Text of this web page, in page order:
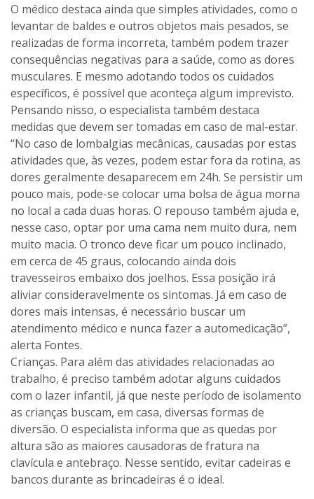
O médico destaca ainda que simples atividades, como o
levantar de baldes e outros objetos mais pesados, se
realizadas de forma incorreta, também podem trazer
consequências negativas para a saúde, como as dores
musculares. E mesmo adotando todos os cuidados
específicos, é possível que aconteça algum imprevisto.
Pensando nisso, o especialista também destaca
medidas que devem ser tomadas em caso de mal-estar.
“No caso de lombalgias mecânicas, causadas por estas
atividades que, às vezes, podem estar fora da rotina, as
dores geralmente desaparecem em 24h. Se persistir um
pouco mais, pode-se colocar uma bolsa de água morna
no local a cada duas horas. O repouso também ajuda e,
nesse caso, optar por uma cama nem muito dura, nem
muito macia. O tronco deve ficar um pouco inclinado,
em cerca de 45 graus, colocando ainda dois
travesseiros embaixo dos joelhos. Essa posição irá
aliviar consideravelmente os sintomas. Já em caso de
dores mais intensas, é necessário buscar um
atendimento médico e nunca fazer a automedicação”,
alerta Fontes.
Crianças. Para além das atividades relacionadas ao
trabalho, é preciso também adotar alguns cuidados
com o lazer infantil, já que neste período de isolamento
as crianças buscam, em casa, diversas formas de
diversão. O especialista informa que as quedas por
altura são as maiores causadoras de fratura na
clavícula e antebraço. Nesse sentido, evitar cadeiras e
bancos durante as brincadeiras é o ideal.